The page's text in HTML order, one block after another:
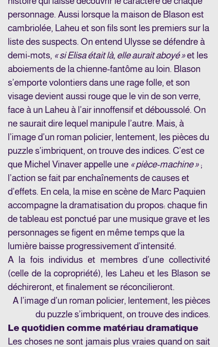
personnage. Aussi lorsque la maison de Blason est
cambriolée, Laheu et son fils sont les premiers sur la
liste des suspects. On entend Ulysse se défendre à
demi-mots, « si Elisa était là, elle aurait aboyé »et les
aboiements de la chienne-fantôme au loin. Blason
s’emporte volontiers dans une rage folle, et son
visage devient aussi rouge que le vin de son verre,
face à un Laheu à l’air innoffensif et déboussolé. On
ne saurait dire lequel manipule l’autre. Mais, à
l’image d’un roman policier, lentement, les pièces du
puzzle s’imbriquent, on trouve des indices. C’est ce
que Michel Vinaver appelle une « pièce-machine »;
l’action se fait par enchaînements de causes et
d’effets. En cela, la mise en scène de Marc Paquien
accompagne la dramatisation du propos: chaque fin
de tableau est ponctué par une musique grave et les
personnages se figent en même temps que la
lumière baisse progressivement d’intensité.
A la fois individus et membres d’une collectivité
(celle de la copropriété), les Laheu et les Blason se
déchireront, et finalement se réconcilieront.
A l’image d’un roman policier, lentement, les pièces
du puzzle s’imbriquent, on trouve des indices.
Le quotidien comme matériau dramatique
Les choses ne sont jamais plus vraies quand on sait